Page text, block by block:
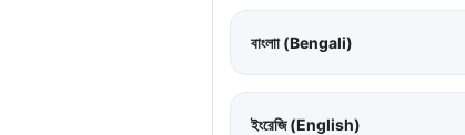
বাংলাা (Bengali)
ইংরেজি (English)